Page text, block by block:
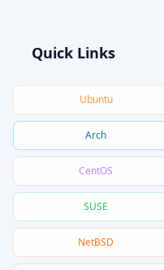
Quick Links
Ubuntu
Arch
CentOS
SUSE
NetBSD